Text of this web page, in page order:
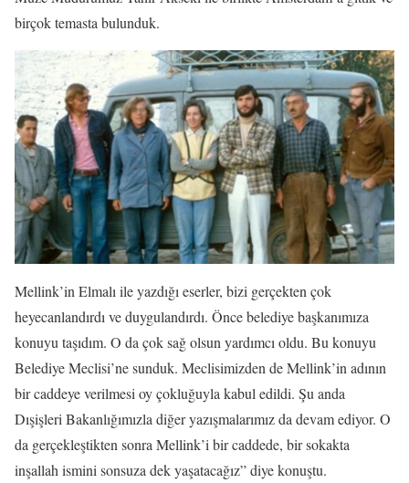
birçok temasta bulunduk.
Mellink’in Elmalı ile yazdığı eserler, bizi gerçekten çok
heyecanlandırdı ve duygulandırdı. Önce belediye başkanımıza
konuyu taşıdım. O da çok sağ olsun yardımcı oldu. Bu konuyu
Belediye Meclisi’ne sunduk. Meclisimizden de Mellink’in adının
bir caddeye verilmesi oy çokluğuyla kabul edildi. Şu anda
Dışişleri Bakanlığımızla diğer yazışmalarımız da devam ediyor. O
da gerçekleştikten sonra Mellink’i bir caddede, bir sokakta
inşallah ismini sonsuza dek yaşatacağız” diye konuştu.